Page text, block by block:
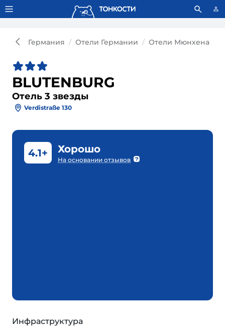
Тонкости используют сookie-файлы. Что это значит?
Германия Отели Германии Отели Мюнхена
BLUTENBURG
Отель 3 звезды
Verdistraße 130
4.1+ Хорошо
На основании отзывов
Инфраструктура